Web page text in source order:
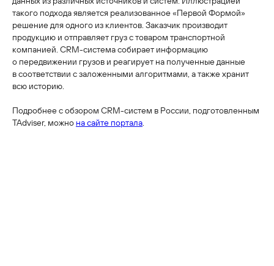
такого подхода является реализованное «Первой Формой»
решение для одного из клиентов. Заказчик производит
продукцию и отправляет груз с товаром транспортной
компанией. CRM-система собирает информацию
о передвижении грузов и реагирует на полученные данные
в соответствии с заложенными алгоритмами, а также хранит
всю историю.
Подробнее с обзором CRM-систем в России, подготовленным
TAdviser, можно на сайте портала.